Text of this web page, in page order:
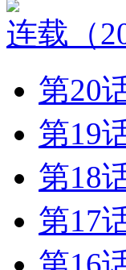
连载 （
第20
第19
第18
第17